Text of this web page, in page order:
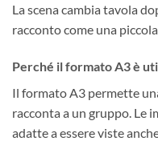
La scena cambia tavola
racconto come una
Perché il formato A3 è
Il formato A3 permette
racconta a un gruppo. Le
adatte a essere viste